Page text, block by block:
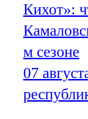
Кихот»:
м сезоне
07